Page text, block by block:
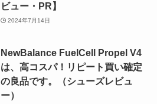
ビュー・PR】
2024年7月14日
NewBalance FuelCell Propel V4
は、高コスパ！リピート買い確定
の良品です。（シューズレビュ
ー）